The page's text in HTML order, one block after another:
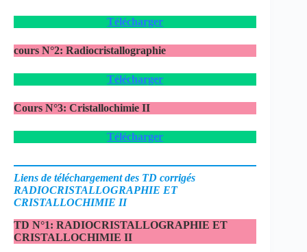
Télécharger
cours N°2: Radiocristallographie
Télécharger
Cours N°3: Cristallochimie II
Télécharger
Liens de téléchargement des TD corrigés
RADIOCRISTALLOGRAPHIE ET
CRISTALLOCHIMIE II
TD N°1: RADIOCRISTALLOGRAPHIE ET
CRISTALLOCHIMIE II